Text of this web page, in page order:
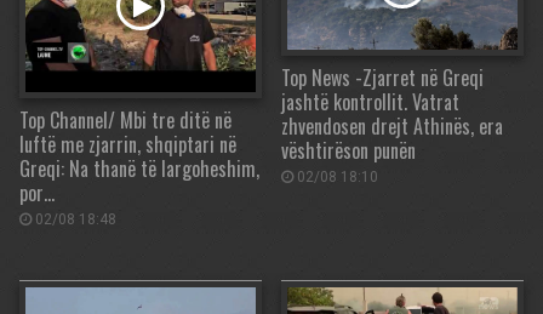
Top Channel/ Mbi tre ditë në
luftë me zjarrin, shqiptari në
Greqi: Na thanë të largoheshim,
por…
02/08 18:48
Top News -Zjarret në Greqi
jashtë kontrollit. Vatrat
zhvendosen drejt Athinës, era
vështirëson punën
02/08 18:10